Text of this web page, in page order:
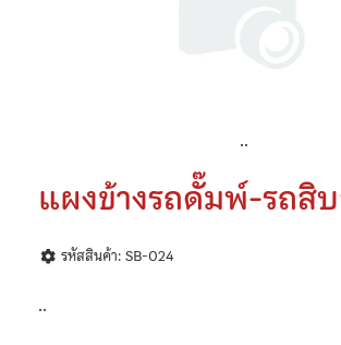
..
แผงข้างรถดั๊มพ์-รถสิ
รหัสสินค้า: SB-024
..